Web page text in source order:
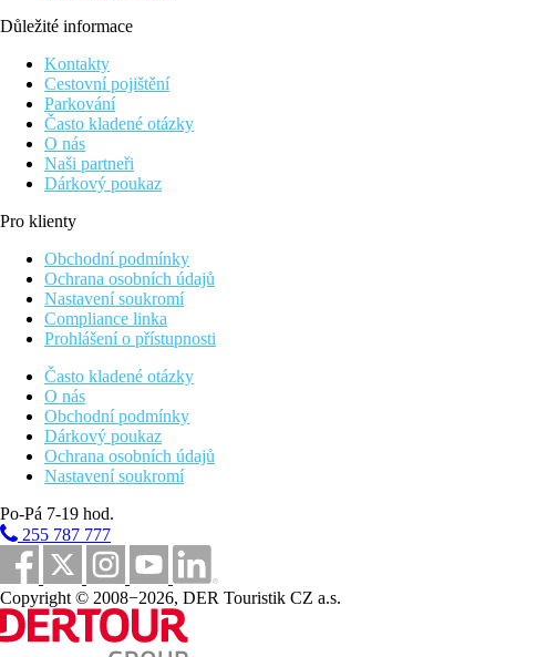
Důležité informace
Kontakty
Cestovní pojištění
Parkování
Často kladené otázky
O nás
Naši partneři
Dárkový poukaz
Pro klienty
Obchodní podmínky
Ochrana osobních údajů
Nastavení soukromí
Compliance linka
Prohlášení o přístupnosti
Často kladené otázky
O nás
Obchodní podmínky
Dárkový poukaz
Ochrana osobních údajů
Nastavení soukromí
Po-Pá 7-19 hod.
255 787 777
Copyright © 2008−2026, DER Touristik CZ a.s.